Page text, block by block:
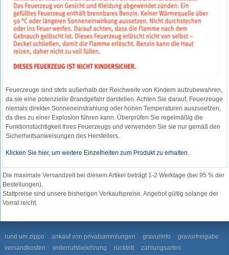
Feuerzeuge sind stets außerhalb der Reichweite von Kindern aufzubewahren,
da sie eine potenzielle Brandgefahr darstellen. Achten Sie darauf, Feuerzeuge
niemals direkter Sonneneinstrahlung oder hohen Temperaturen auszusetzen,
da dies zu einer Explosion führen kann. Überprüfen Sie regelmäßig die
Funktionstüchtigkeit Ihres Feuerzeugs und verwenden Sie sie nur gemäß den
Sicherheitsanweisungen des Herstellers.
Klicken Sie hier, um weitere Einzelheiten zum Produkt zu erhalten.
Die maximale Versandzeit bei diesem Artikel beträgt 1-2 Werktage (bei 95 % der
Bestellungen).
Stattpreise sind unsere bisherigen Verkaufspreise. Angebot gültig solange der
Vorrat reicht.
rund um zippo ankauf von privatsammlungen gravurinfo
gravurfreigabe
versandkosten
widerrufsbelehrung rücktritt zahlungsarten